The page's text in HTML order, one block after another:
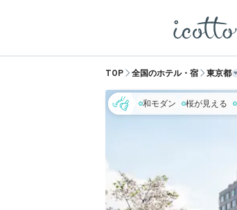
TOP 全国のホテル・宿 東京都
和モダン 桜が見える